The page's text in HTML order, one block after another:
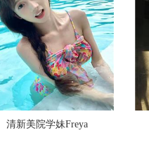
清新美院学妹Freya